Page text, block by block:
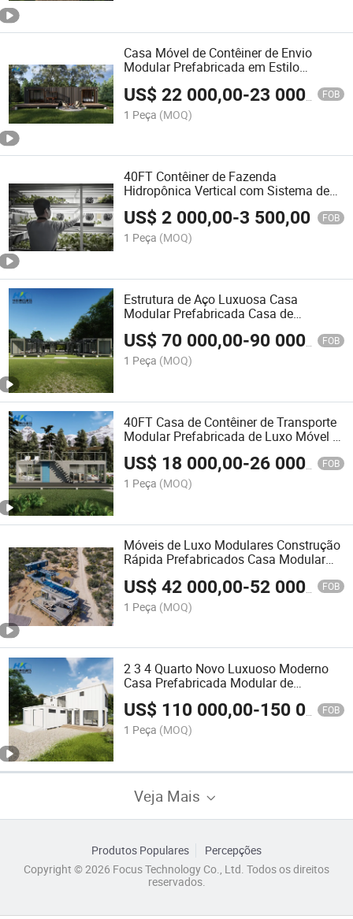
Casa Móvel de Contêiner de Envio
Modular Prefabricada em Estilo
US$22 000,00-23 000,00 FOB
1 Peça (MOQ)
40FT Contêiner de Fazenda
Hidropônica Vertical com Sistema de
Controle Inteligente
US$2 000,00-3 500,00 FOB
1 Peça (MOQ)
Estrutura de Aço Luxuosa Casa
Modular Prefabricada Casa de
Contêiner para Moradia
US$70 000,00-90 000,00 FOB
1 Peça (MOQ)
40FT Casa de Contêiner de Transporte
Modular Prefabricada de Luxo Móvel e
Portátil
US$ 18 000,00-26 000,00 FOB
1 Peça (MOQ)
Móveis de Luxo Modulares Construção
Rápida Prefabricados Casa Modular
Moradia
US$42 000,00-52 000,00 FOB
1 Peça (MOQ)
2 3 4 Quarto Novo Luxuoso Moderno
Casa Prefabricada Modular de
Contêiner de Transporte com Garagem
US$ 110 000,00-150 000,00 FOB
1 Peça (MOQ)
Veja Mais
Produtos Populares
Percepções
Copyright © 2026 Focus Technology Co., Ltd. Todos os direitos
reservados.